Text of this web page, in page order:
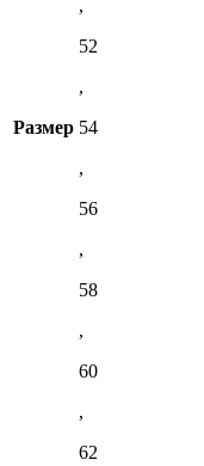
Размер
,
52
,
54
,
56
,
58
,
60
,
62